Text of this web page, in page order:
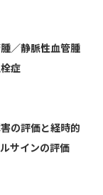
／静脈性血管腫
症
の評価と経時的
サインの評価